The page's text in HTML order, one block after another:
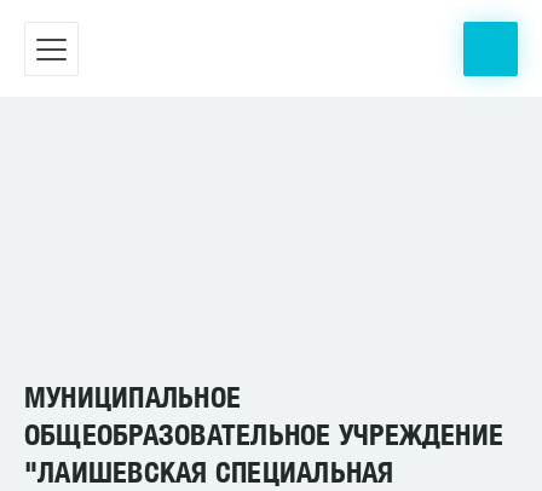
МУНИЦИПАЛЬНОЕ
ОБЩЕОБРАЗОВАТЕЛЬНОЕ УЧРЕЖДЕНИЕ
"ЛАИШЕВСКАЯ СПЕЦИАЛЬНАЯ